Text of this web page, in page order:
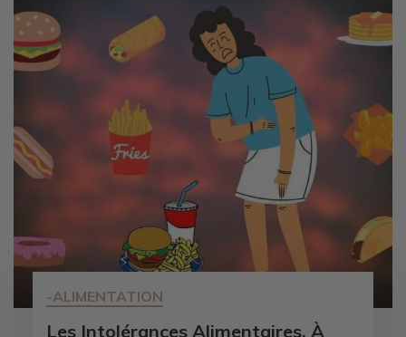
-ALIMENTATION
Les Intolérances Alimentaires, À